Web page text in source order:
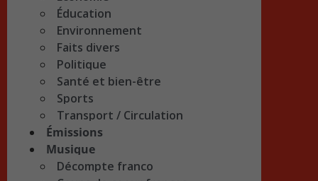
Éducation
Environnement
Faits divers
Politique
Santé et bien-être
Sports
Transport / Circulation
Émissions
Musique
Décompte franco